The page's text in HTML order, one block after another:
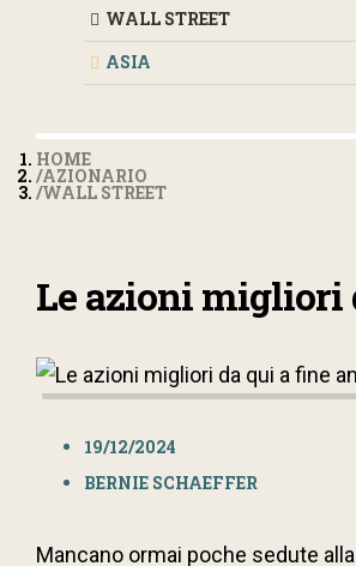
WALL STREET
ASIA
HOME
AZIONARIO
WALL STREET
Le azioni migliori
19/12/2024
BERNIE SCHAEFFER
Mancano ormai poche sedute